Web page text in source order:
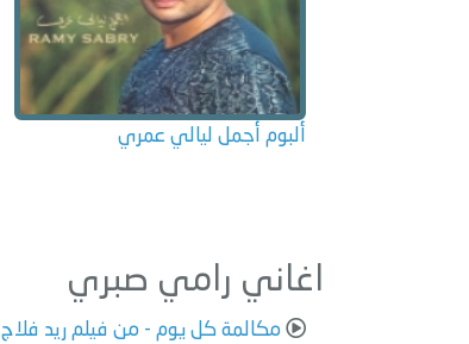
ألبوم أجمل ليالي عمري
اغاني رامي صبري
مكالمة كل يوم - من فيلم ريد فلاج